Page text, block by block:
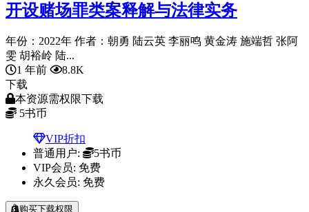
开设赌场罪类案释解与法律实务
年份：2022年 作者：朝勇 陆云英 李丽鸣 黄金涛 施端哲 张阿
雯 胡裕岭 陆...
1 年前
8.8K
下载
本资源需权限下载
5书币
VIP折扣
普通用户:
5书币
VIP会员: 免费
永久会员: 免费
购买下载权限